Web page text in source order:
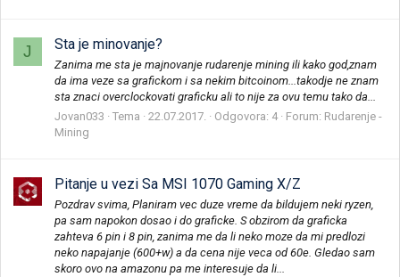
J Sta je minovanje?
Zanima me sta je majnovanje rudarenje mining ili kako god,znam
da ima veze sa grafickom i sa nekim bitcoinom...takodje ne znam
sta znaci overclockovati graficku ali to nije za ovu temu tako da...
Jovan033
Tema 22.07.2017. Odgovora: 4 Forum: Rudarenje -
Mining
Pitanje u vezi Sa MSI 1070 Gaming X/Z
Pozdrav svima, Planiram vec duze vreme da bildujem neki ryzen,
pa sam napokon dosao i do graficke. S obzirom da graficka
zahteva 6 pin i 8 pin, zanima me da li neko moze da mi predlozi
neko napajanje (600+w) a da cena nije veca od 60e. Gledao sam
skoro ovo na amazonu pa me interesuje da li...